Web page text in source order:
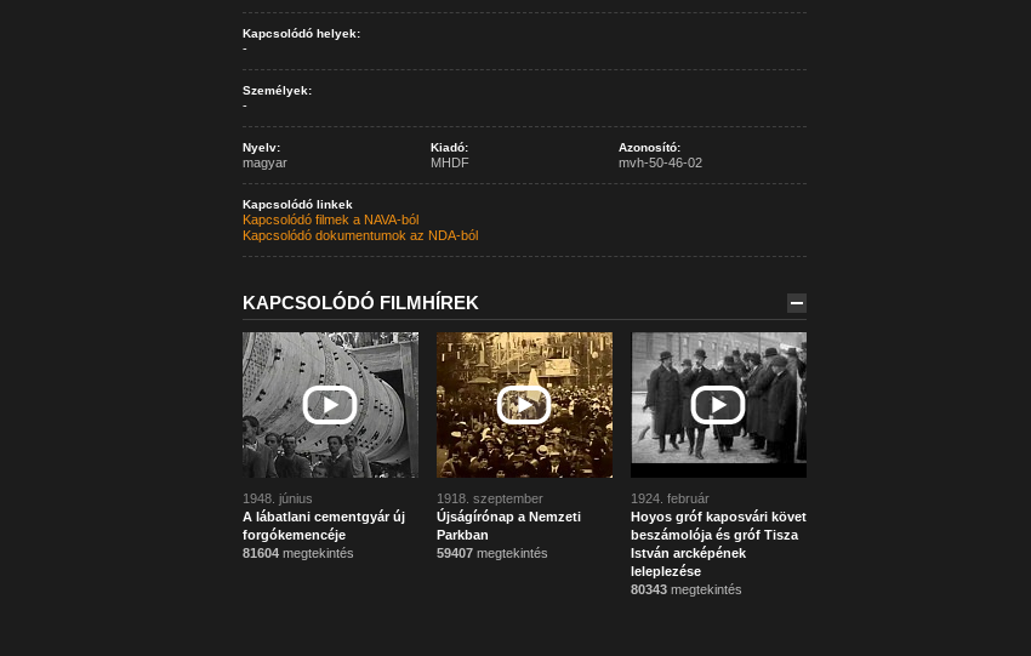
Kapcsolódó helyek:
-
Személyek:
-
Nyelv:
magyar
Kiadó:
MHDF
Azonosító:
mvh-50-46-02
Kapcsolódó linkek
Kapcsolódó filmek a NAVA-ból
Kapcsolódó dokumentumok az NDA-ból
KAPCSOLÓDÓ FILMHÍREK
1948. június
A lábatlani cementgyár új
forgókemencéje
81604megtekintés
1918. szeptember
Újságírónap a Nemzeti
Parkban
59407megtekintés
1924. február
Hoyos gróf kaposvári követ
beszámolója és gróf Tisza
István arcképének
leleplezése
80343megtekintés